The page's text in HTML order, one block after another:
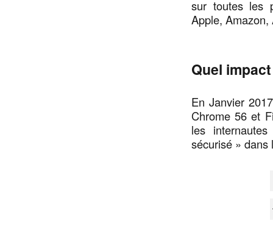
sur toutes les
Apple,
Quel
En Janvier
Chrome 56 et
les
sécurisé » dans